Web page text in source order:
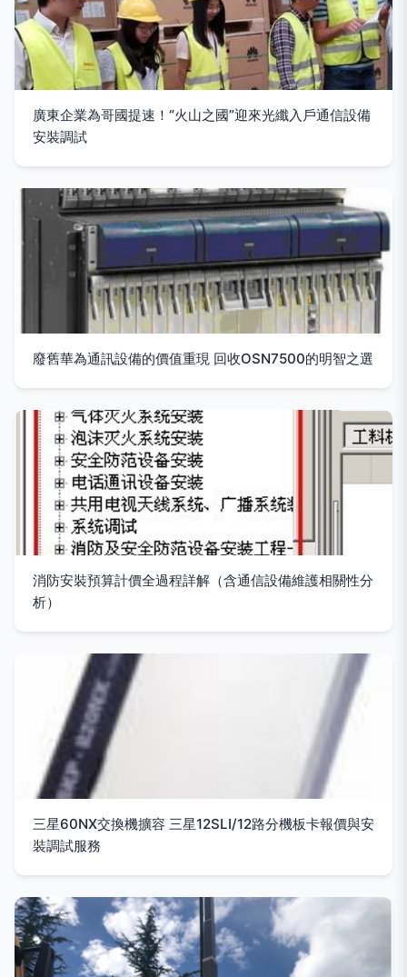
廣東企業為哥國提速！“火山之國”迎來光纖入戶通信設備
安裝調試
廢舊華為通訊設備的價值重現 回收OSN7500的明智之選
消防安裝預算計價全過程詳解（含通信設備維護相關性分
析）
三星60NX交換機擴容 三星12SLI/12路分機板卡報價與安
裝調試服務